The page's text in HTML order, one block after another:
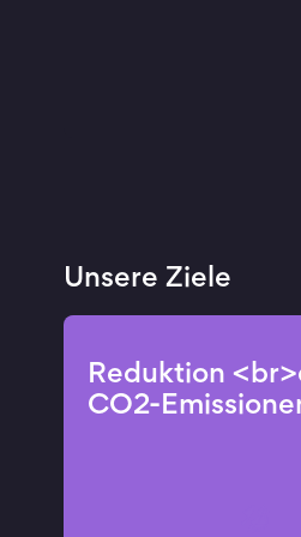
RecyBags in Filialen
Unsere Ziele
Reduktion
CO2-